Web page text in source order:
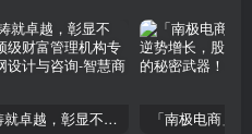
【铸就卓越，彰显不凡】顶级财富管理机构专属官网设计与咨询